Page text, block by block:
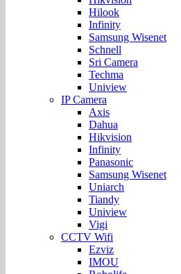
Hilook
Infinity
Samsung Wisenet
Schnell
Sri Camera
Techma
Uniview
IP Camera
Axis
Dahua
Hikvision
Infinity
Panasonic
Samsung Wisenet
Uniarch
Tiandy
Uniview
Vigi
CCTV Wifi
Ezviz
IMOU